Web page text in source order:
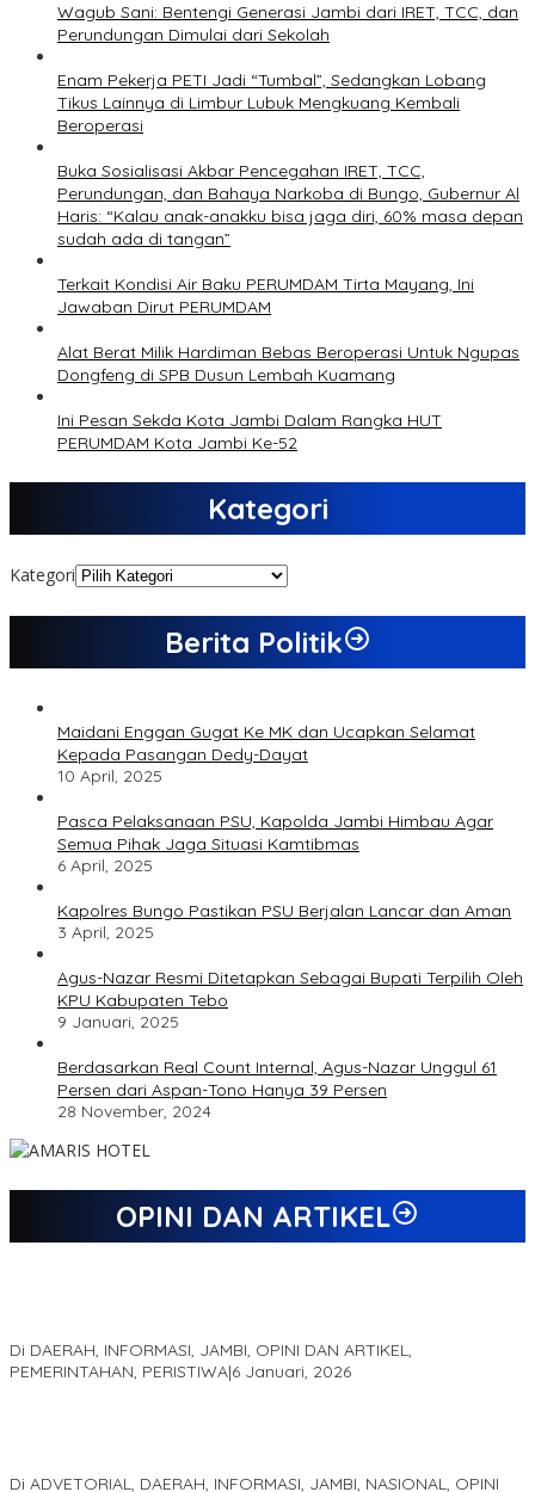
Wagub Sani: Bentengi Generasi Jambi dari IRET, TCC, dan
Perundungan Dimulai dari Sekolah
Enam Pekerja PETI Jadi “Tumbal”, Sedangkan Lobang
Tikus Lainnya di Limbur Lubuk Mengkuang Kembali
Beroperasi
Buka Sosialisasi Akbar Pencegahan IRET, TCC,
Perundungan, dan Bahaya Narkoba di Bungo, Gubernur Al
Haris: “Kalau anak-anakku bisa jaga diri, 60% masa depan
sudah ada di tangan”
Terkait Kondisi Air Baku PERUMDAM Tirta Mayang, Ini
Jawaban Dirut PERUMDAM
Alat Berat Milik Hardiman Bebas Beroperasi Untuk Ngupas
Dongfeng di SPB Dusun Lembah Kuamang
Ini Pesan Sekda Kota Jambi Dalam Rangka HUT
PERUMDAM Kota Jambi Ke-52
Kategori
Kategori
Berita Politik
Maidani Enggan Gugat Ke MK dan Ucapkan Selamat
Kepada Pasangan Dedy-Dayat
10 April, 2025
Pasca Pelaksanaan PSU, Kapolda Jambi Himbau Agar
Semua Pihak Jaga Situasi Kamtibmas
6 April, 2025
Kapolres Bungo Pastikan PSU Berjalan Lancar dan Aman
3 April, 2025
Agus-Nazar Resmi Ditetapkan Sebagai Bupati Terpilih Oleh
KPU Kabupaten Tebo
9 Januari, 2025
Berdasarkan Real Count Internal, Agus-Nazar Unggul 61
Persen dari Aspan-Tono Hanya 39 Persen
28 November, 2024
OPINI DAN ARTIKEL
Di DAERAH, INFORMASI, JAMBI, OPINI DAN ARTIKEL,
PEMERINTAHAN, PERISTIWA|6 Januari, 2026
Di ADVETORIAL, DAERAH, INFORMASI, JAMBI, NASIONAL, OPINI